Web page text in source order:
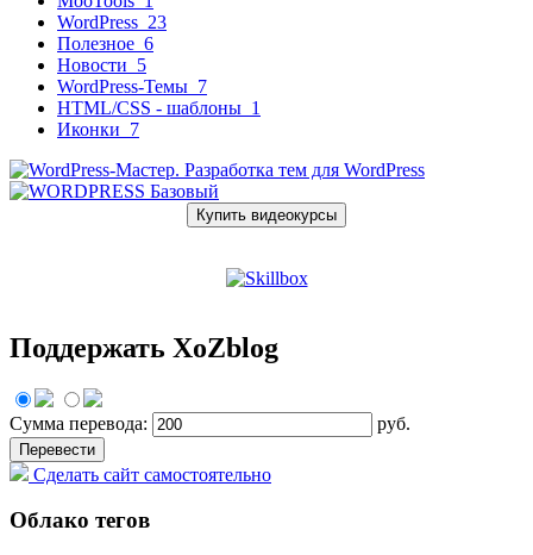
WordPress 23
Полезное 6
Новости 5
WordPress-Темы 7
HTML/CSS - шаблоны 1
Иконки 7
Купить видеокурсы
Поддержать XoZblog
Сумма перевода: руб.
Сделать сайт самостоятельно
Облако тегов